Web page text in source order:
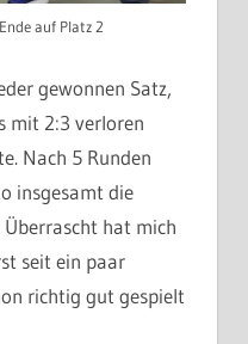
auf Platz 2
gewonnen Satz,
mit 2:3 verloren
Nach 5 Runden
insgesamt die
Überrascht hat mich
seit ein paar
richtig gut gespielt